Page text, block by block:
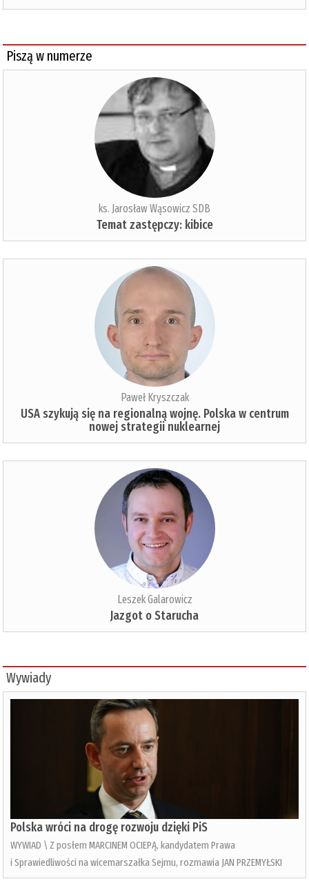
Piszą w numerze
ks. Jarosław Wąsowicz SDB
Temat zastępczy: kibice
Paweł Kryszczak
USA szykują się na regionalną wojnę. Polska w centrum
nowej strategii nuklearnej
Leszek Galarowicz
Jazgot o Starucha
Wywiady
Polska wróci na drogę rozwoju dzięki PiS
WYWIAD \ Z posłem MARCINEM OCIEPĄ, kandydatem Prawa
i Sprawiedliwości na wicemarszałka Sejmu, rozmawia JAN PRZEMYŁSKI